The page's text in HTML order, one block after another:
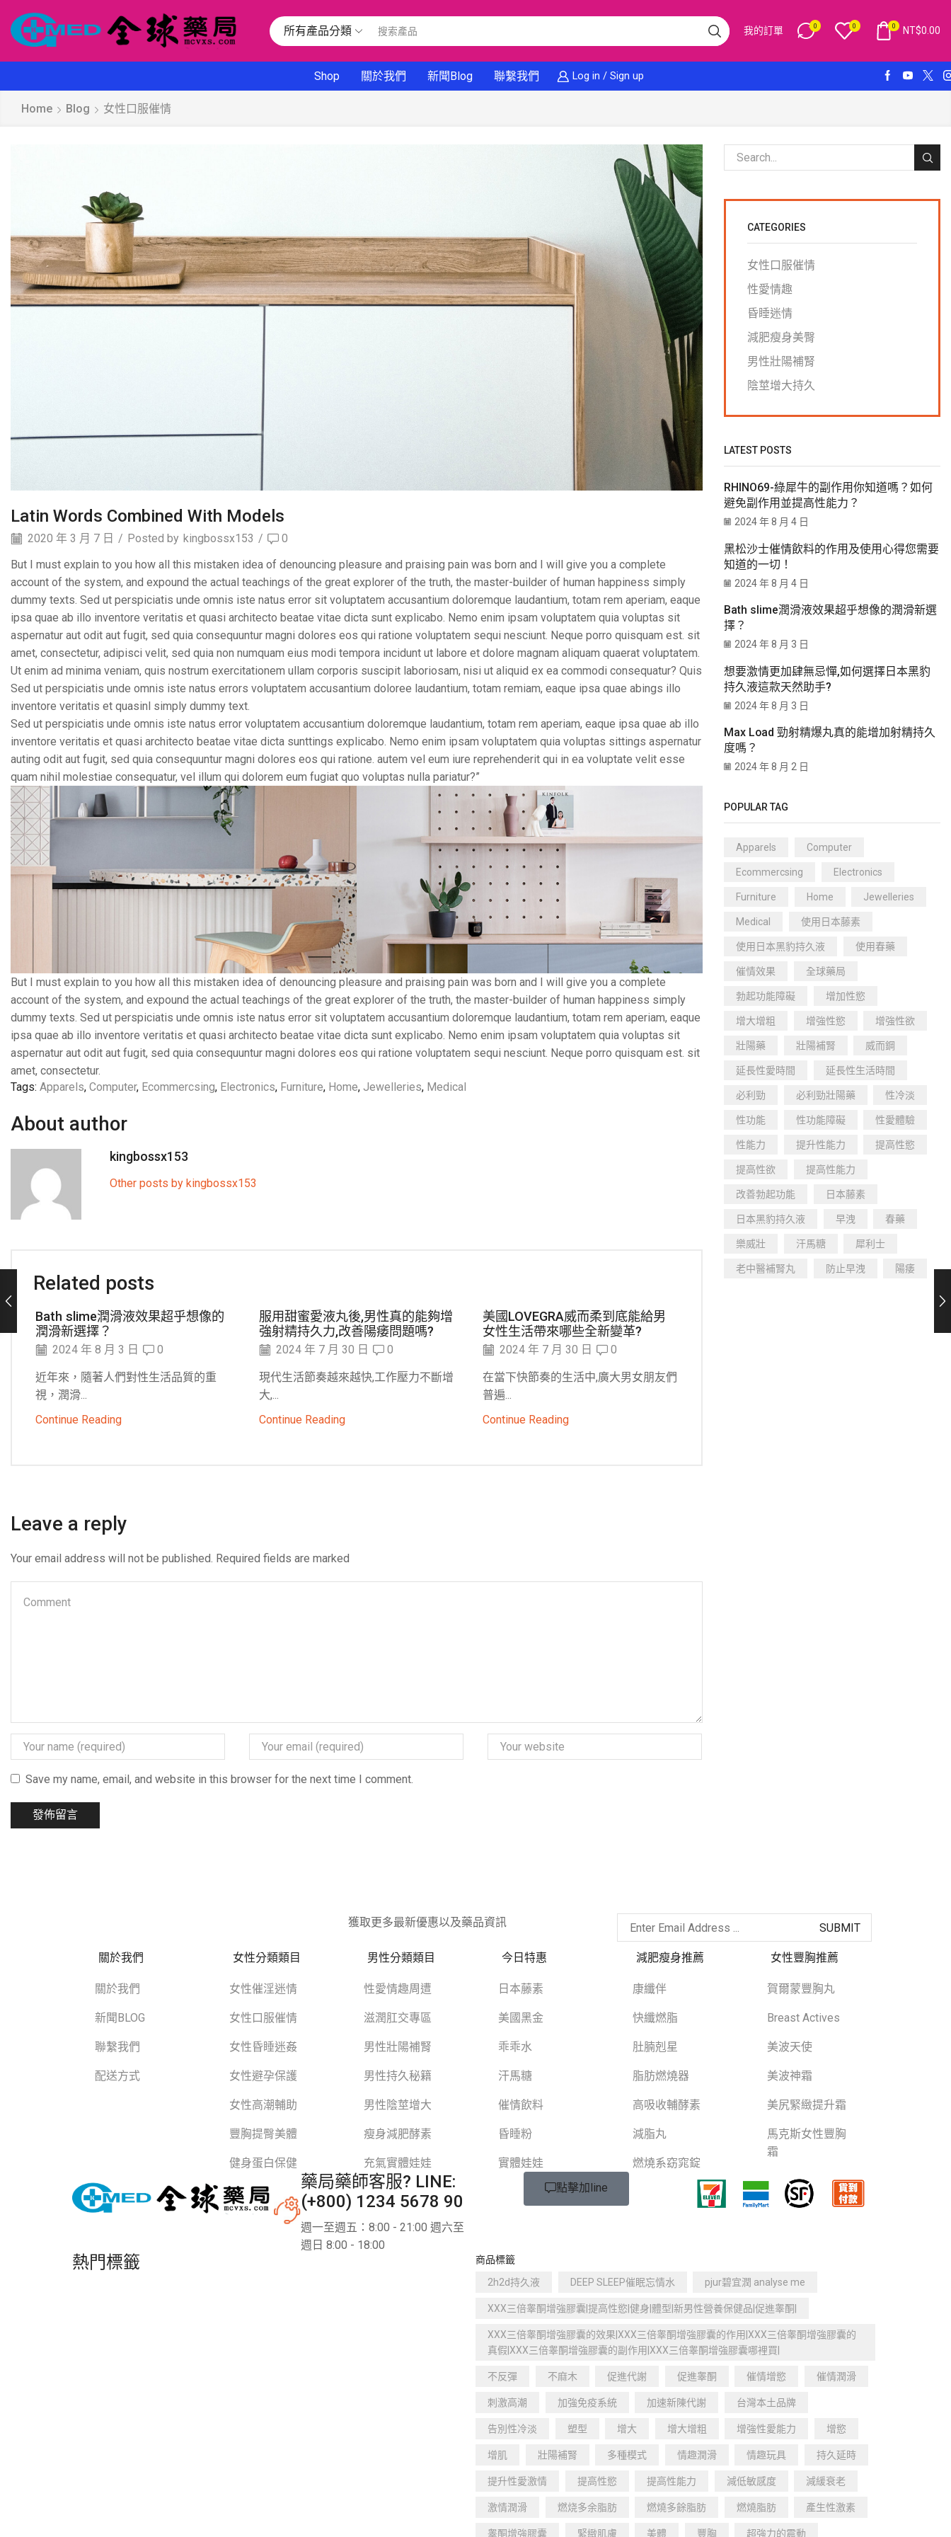
所有產品分類 我的訂單 0 0 0 NT$0.00
Shop 關於我們 新聞Blog 聯繫我們 Log in / Sign up
Home Blog 女性口服催情
Latin Words Combined With Models
2020 年 3 月 7 日 / Posted by kingbossx153 /
0
But I must explain to you how all this mistaken idea of denouncing pleasure and praising pain was born and I will give you a complete
account of the system, and expound the actual teachings of the great explorer of the truth, the master-builder of human happiness simply
dummy texts. Sed ut perspiciatis unde omnis iste natus error sit voluptatem accusantium doloremque laudantium, totam rem aperiam, eaque
ipsa quae ab illo inventore veritatis et quasi architecto beatae vitae dicta sunt explicabo. Nemo enim ipsam voluptatem quia voluptas sit
aspernatur aut odit aut fugit, sed quia consequuntur magni dolores eos qui ratione voluptatem sequi nesciunt. Neque porro quisquam est. sit
amet, consectetur, adipisci velit, sed quia non numquam eius modi tempora incidunt ut labore et dolore magnam aliquam quaerat voluptatem.
Ut enim ad minima veniam, quis nostrum exercitationem ullam corporis suscipit laboriosam, nisi ut aliquid ex ea commodi consequatur? Quis
Sed ut perspiciatis unde omnis iste natus errors voluptatem accusantium doloree laudantium, totam remiam, eaque ipsa quae abings illo
inventore veritatis et quasinl simply dummy text.
Sed ut perspiciatis unde omnis iste natus error voluptatem accusantium doloremque laudantium, totam rem aperiam, eaque ipsa quae ab illo
inventore veritatis et quasi architecto beatae vitae dicta sunttings explicabo. Nemo enim ipsam voluptatem quia voluptas sittings aspernatur
auting odit aut fugit, sed quia consequuntur magni dolores eos qui ratione. autem vel eum iure reprehenderit qui in ea voluptate velit esse
quam nihil molestiae consequatur, vel illum qui dolorem eum fugiat quo voluptas nulla pariatur?”
But I must explain to you how all this mistaken idea of denouncing pleasure and praising pain was born and I will give you a complete
account of the system, and expound the actual teachings of the great explorer of the truth, the master-builder of human happiness simply
dummy texts. Sed ut perspiciatis unde omnis iste natus error sit voluptatem accusantium doloremque laudantium, totam rem aperiam, eaque
ipsa quae ab illo inventore veritatis et quasi architecto beatae vitae dicta sunt explicabo. Nemo enim ipsam voluptatem quia voluptas sit
aspernatur aut odit aut fugit, sed quia consequuntur magni dolores eos qui ratione voluptatem sequi nesciunt. Neque porro quisquam est. sit
amet, consectetur.
Tags: Apparels, Computer, Ecommercsing, Electronics, Furniture, Home, Jewelleries, Medical
About author
kingbossx153
Other posts by kingbossx153
Related posts
Bath slime潤滑液效果超乎想像的
潤滑新選擇？
2024 年 8 月 3 日 0
近年來，隨著人們對性生活品質的重
視，潤滑...
Continue Reading
服用甜蜜愛液丸後,男性真的能夠增
強射精持久力,改善陽痿問題嗎?
2024 年 7 月 30 日 0
現代生活節奏越來越快,工作壓力不斷增
大,...
Continue Reading
美國LOVEGRA威而柔到底能給男
女性生活帶來哪些全新變革?
2024 年 7 月 30 日 0
在當下快節奏的生活中,廣大男女朋友們
普遍...
Continue Reading
液
Leave a reply
Your email address will not be published. Required fields are marked
Save my name, email, and website in this browser for the next time I comment.
CATEGORIES
女性口服催情
性愛情趣
昏睡迷情
減肥瘦身美臀
男性壯陽補腎
陰莖增大持久
LATEST POSTS
RHINO69-綠犀牛的副作用你知道嗎？如何
避免副作用並提高性能力？
2024 年 8 月 4 日
黑松沙士催情飲料的作用及使用心得您需要
知道的一切！
2024 年 8 月 4 日
Bath slime潤滑液效果超乎想像的潤滑新選
擇？
2024 年 8 月 3 日
想要激情更加肆無忌憚,如何選擇日本黑豹
持久液這款天然助手?
2024 年 8 月 3 日
Max Load 勁射精爆丸真的能增加射精持久
度嗎？
2024 年 8 月 2 日
POPULAR TAG
Apparels Computer
Ecommercsing Electronics
Furniture Home Jewelleries
Medical 使用日本藤素
使用日本黑豹持久液 使用春藥
催情效果 全球藥局
勃起功能障礙 增加性慾
增大增粗 增強性慾 增強性欲
壯陽藥 壯陽補腎 威而鋼
延長性愛時間 延長性生活時間
必利勁 必利勁壯陽藥 性冷淡
性功能 性功能障礙 性愛體驗
性能力 提升性能力 提高性慾
提高性欲 提高性能力
改善勃起功能 日本藤素
日本黑豹持久液 早洩 春藥
樂威壯 汗馬糖 犀利士
老中醫補腎丸 防止早洩 陽痿
獲取更多最新優惠以及藥品資訊
關於我們
關於我們
新聞BLOG
聯繫我們
配送方式
女性分類類目
女性催淫迷情
女性口服催情
女性昏睡迷姦
女性避孕保護
女性高潮輔助
豐胸提臀美體
健身蛋白保健
男性分類類目
性愛情趣周遭
滋潤肛交專區
男性壯陽補腎
男性持久秘籍
男性陰莖增大
瘦身減肥酵素
充氣實體娃娃
今日特惠
日本藤素
美國黑金
乖乖水
汗馬糖
催情飲料
昏睡粉
實體娃娃
減肥瘦身推薦
康纖伴
快纖燃脂
肚腩剋星
脂肪燃燒器
高吸收輔酵素
減脂丸
燃燒系窈窕錠
女性豐胸推薦
賀爾蒙豐胸丸
Breast Actives
美波天使
美波神霜
美尻緊緻提升霜
馬克斯女性豐胸
霜
藥局藥師客服? LINE:
(+800) 1234 5678 90
週一至週五：8:​​00 - 21:00 週六至
週日 8:00 - 18:00
點擊加line
熱門標籤 商品標籤
2h2d持久液 DEEP SLEEP催眠忘情水 pjur碧宜潤 analyse me
XXX三倍睾酮增強膠囊|提高性慾|健身|體型|新男性營養保健品|促進睾酮|
XXX三倍睾酮增強膠囊的效果|XXX三倍睾酮增強膠囊的作用|XXX三倍睾酮增強膠囊的
真假|XXX三倍睾酮增強膠囊的副作用|XXX三倍睾酮增強膠囊哪裡買|
不反彈 不麻木 促進代謝 促進睾酮 催情增慾 催情潤滑
刺激高潮 加強免疫系統 加速新陳代謝 台灣本土品牌
告別性冷淡 塑型 增大 增大增粗 增強性愛能力 增慾
增肌 壯陽補腎 多種模式 情趣潤滑 情趣玩具 持久延時
提升性愛激情 提高性慾 提高性能力 減低敏感度 減緩衰老
激情潤滑 燃烧多余脂肪 燃燒多餘脂肪 燃燒脂肪 產生性激素
睾酮增強膠囊 緊緻肌膚 美體 豐胸 超強力的震動